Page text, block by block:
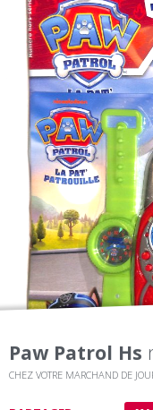
Paw Patrol Hs
CHEZ VOTRE MARCHAND DE